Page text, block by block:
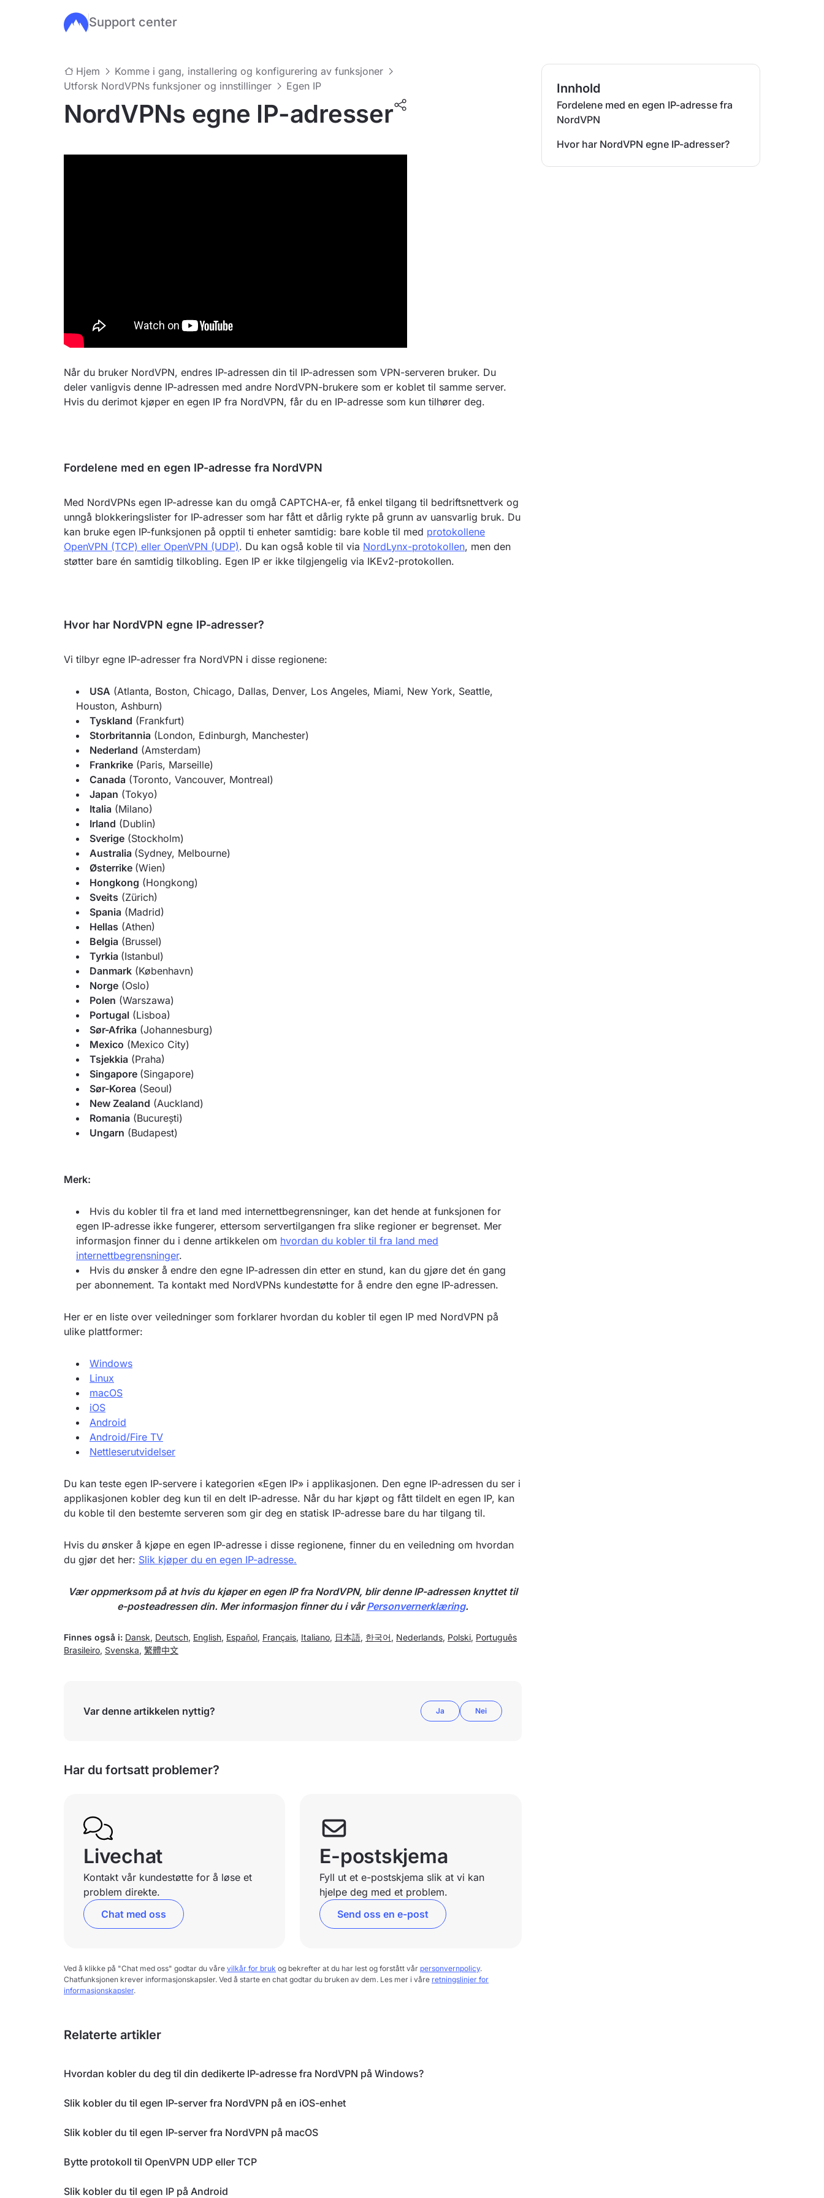
Hopp til hovedinnhold
Support center
Hjem
Komme i gang, installering og konfigurering av funksjoner
Utforsk NordVPNs funksjoner og innstillinger
Egen IP
NordVPNs egne IP-adresser
Når du bruker NordVPN, endres IP-adressen din til IP-adressen som VPN-serveren bruker. Du
deler vanligvis denne IP-adressen med andre NordVPN-brukere som er koblet til samme server.
Hvis du derimot kjøper en egen IP fra NordVPN, får du en IP-adresse som kun tilhører deg.
Fordelene med en egen IP-adresse fra NordVPN
Med NordVPNs egen IP-adresse kan du omgå CAPTCHA-er, få enkel tilgang til bedriftsnettverk og
unngå blokkeringslister for IP-adresser som har fått et dårlig rykte på grunn av uansvarlig bruk. Du
kan bruke egen IP-funksjonen på opptil ti enheter samtidig: bare koble til med protokollene
OpenVPN (TCP) eller OpenVPN (UDP). Du kan også koble til via NordLynx-protokollen, men den
støtter bare én samtidig tilkobling. Egen IP er ikke tilgjengelig via IKEv2-protokollen.
Hvor har NordVPN egne IP-adresser?
Vi tilbyr egne IP-adresser fra NordVPN i disse regionene:
USA (Atlanta, Boston, Chicago, Dallas, Denver, Los Angeles, Miami, New York, Seattle,
Houston, Ashburn)
Tyskland (Frankfurt)
Storbritannia (London, Edinburgh, Manchester)
Nederland (Amsterdam)
Frankrike (Paris, Marseille)
Canada (Toronto, Vancouver, Montreal)
Japan (Tokyo)
Italia (Milano)
Irland (Dublin)
Sverige (Stockholm)
Australia (Sydney, Melbourne)
Østerrike (Wien)
Hongkong (Hongkong)
Sveits (Zürich)
Spania (Madrid)
Hellas (Athen)
Belgia (Brussel)
Tyrkia (Istanbul)
Danmark (København)
Norge (Oslo)
Polen (Warszawa)
Portugal (Lisboa)
Sør-Afrika (Johannesburg)
Mexico (Mexico City)
Tsjekkia (Praha)
Singapore (Singapore)
Sør-Korea (Seoul)
New Zealand (Auckland)
Romania (București)
Ungarn (Budapest)
Merk:
Hvis du kobler til fra et land med internettbegrensninger, kan det hende at funksjonen for
egen IP-adresse ikke fungerer, ettersom servertilgangen fra slike regioner er begrenset. Mer
informasjon finner du i denne artikkelen om hvordan du kobler til fra land med
internettbegrensninger.
Hvis du ønsker å endre den egne IP-adressen din etter en stund, kan du gjøre det én gang
per abonnement. Ta kontakt med NordVPNs kundestøtte for å endre den egne IP-adressen.
Her er en liste over veiledninger som forklarer hvordan du kobler til egen IP med NordVPN på
ulike plattformer:
Windows
Linux
macOS
iOS
Android
Android/Fire TV
Nettleserutvidelser
Du kan teste egen IP-servere i kategorien «Egen IP» i applikasjonen. Den egne IP-adressen du ser i
applikasjonen kobler deg kun til en delt IP-adresse. Når du har kjøpt og fått tildelt en egen IP, kan
du koble til den bestemte serveren som gir deg en statisk IP-adresse bare du har tilgang til.
Hvis du ønsker å kjøpe en egen IP-adresse i disse regionene, finner du en veiledning om hvordan
du gjør det her: Slik kjøper du en egen IP-adresse.
Vær oppmerksom på at hvis du kjøper en egen IP fra NordVPN, blir denne IP-adressen knyttet til
e-posteadressen din. Mer informasjon finner du i vårPersonvernerklæring.
Finnes også i: Dansk, Deutsch, English, Español, Français, Italiano, 日本語, 한국어 , Nederlands, Polski, Português
Brasileiro, Svenska, 繁體中文
Var denne artikkelen nyttig? Ja Nei
Har du fortsatt problemer?
Livechat
Kontakt vår kundestøtte for å løse et
problem direkte.
Chat med oss
E-postskjema
Fyll ut et e-postskjema slik at vi kan
hjelpe deg med et problem.
Send oss en e-post
Ved å klikke på "Chat med oss" godtar du våre vilkår for bruk og bekrefter at du har lest og forstått vår personvernpolicy.
Chatfunksjonen krever informasjonskapsler. Ved å starte en chat godtar du bruken av dem. Les mer i våre retningslinjer for
informasjonskapsler.
Relaterte artikler
Hvordan kobler du deg til din dedikerte IP-adresse fra NordVPN på Windows?
Slik kobler du til egen IP-server fra NordVPN på en iOS-enhet
Slik kobler du til egen IP-server fra NordVPN på macOS
Bytte protokoll til OpenVPN UDP eller TCP
Slik kobler du til egen IP på Android
Innhold
Fordelene med en egen IP-adresse fra
NordVPN
Hvor har NordVPN egne IP-adresser?